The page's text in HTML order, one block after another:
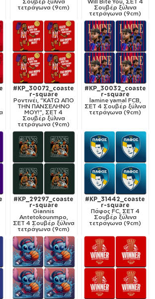
τετράγωνα (9cm)
Σουβέρ ξύλινα
τετράγωνα (9cm)
#KP_30072_coaste
r-square
Ροντινέι, "ΚΑΤΩ ΑΠΟ
ΤΗΝ ΠΑΝΣΕΛΗΝΟ
ΜΟΥ!", ΣΕΤ 4
Σουβέρ ξύλινα
τετράγωνα (9cm)
#KP_30032_coaste
r-square
lamine yamal FCB,
ΣΕΤ 4 Σουβέρ ξύλινα
τετράγωνα (9cm)
#KP_29297_coaste
r-square
Giannis
Antetokounmpo,
ΣΕΤ 4 Σουβέρ ξύλινα
τετράγωνα (9cm)
#KP_31442_coaste
r-square
Πάφος FC, ΣΕΤ 4
Σουβέρ ξύλινα
τετράγωνα (9cm)